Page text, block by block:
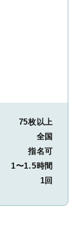
75枚以上
全国
指名可
1〜1.5時間
1回